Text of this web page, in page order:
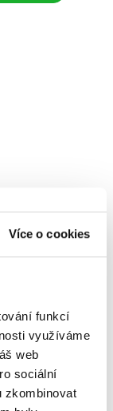
Více o cookies
funkcí
využíváme
web
sociální
zkombinovat